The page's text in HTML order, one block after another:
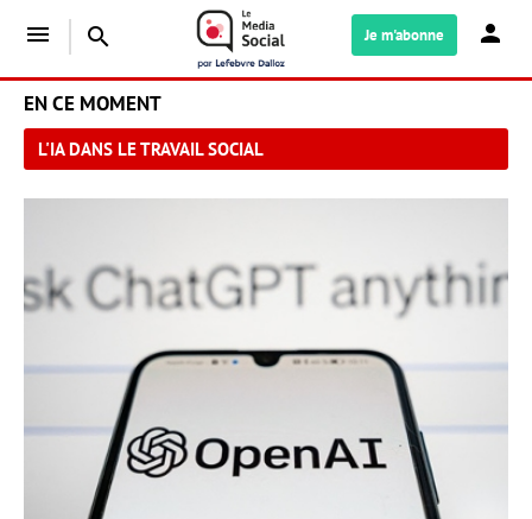
menu search Je m'abonne
EN CE MOMENT
L'IA DANS LE TRAVAIL SOCIAL